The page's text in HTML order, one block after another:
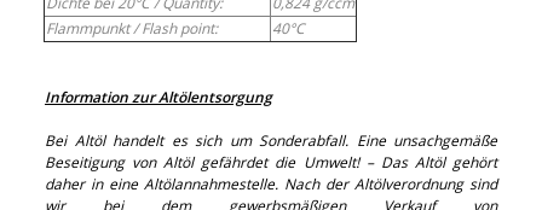
Flammpunkt /Flash point: 40°C
Information zur Altölentsorgung
Bei Altöl handelt es sich um Sonderabfall. Eine unsachgemäße
Beseitigung von Altöl gefährdet die Umwelt! – Das Altöl gehört
daher in eine Altölannahmestelle. Nach der Altölverordnung sind
wir bei dem gewerbsmäßigen Verkauf von